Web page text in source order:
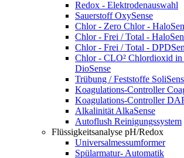
Redox - Elektrodenauswahl
Sauerstoff OxySense
Chlor - Zero Chlor -
Chlor - Frei / Total -
Chlor - Frei / Total -
Chlor - CLO² Chlordioxid in
DioSense
Trübung / Feststoffe
Koagulations-Controller
Koagulations-Controller
Alkalinität AlkaSense
Autoflush Reinigungssystem
Flüssigkeitsanalyse pH/Redox
Universalmessumformer
Spülarmatur- Automatik